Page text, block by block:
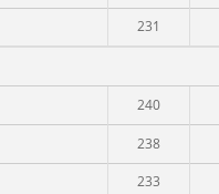
231
240
238
233